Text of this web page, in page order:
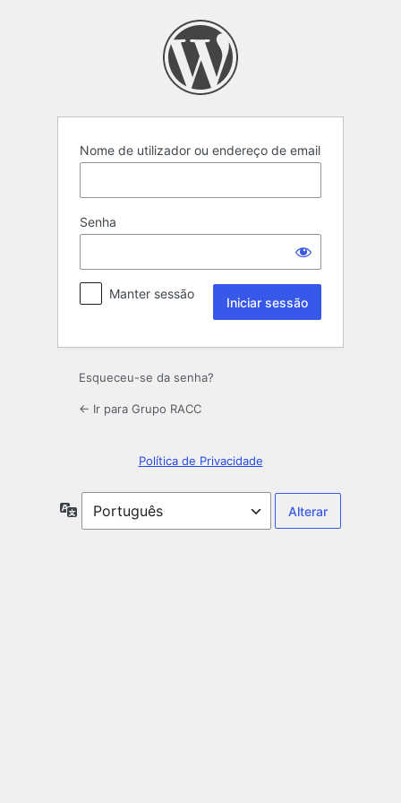
Nome de utilizador ou endereço de email
Senha
Manter sessão
Esqueceu-se da senha?
← Ir para Grupo RACC
Política de Privacidade
Idioma